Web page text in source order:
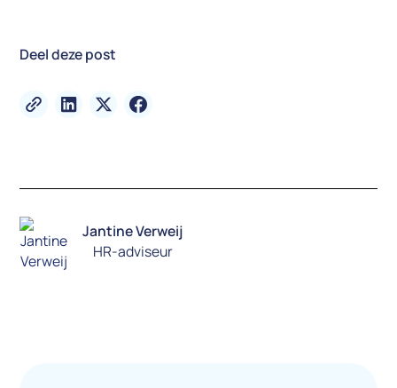
Deel deze post
Jantine Verweij
HR-adviseur